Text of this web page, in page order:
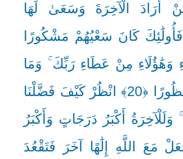
﴿18﴾ وَمَنْ أَرَادَ الْآخِرَةَ وَسَعَىٰ لَهَا
كَانَ سَعْيُهُمْ مَشْكُورًا
وَهَٰؤُلَاءِ مِنْ عَطَاءِ رَبِّكَ ۚ وَمَا
كَانَ عَطَاءُ رَبِّكَ مَحْظُورًا ﴿20﴾ انْظُرْ كَيْفَ فَضَّلْنَا
أَكْبَرُ دَرَجَاتٍ وَأَكْبَرُ
لَا تَجْعَلْ مَعَ اللَّهِ إِلَٰهًا آخَرَ فَتَقْعُدَ